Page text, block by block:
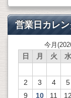
営業日カレ
今月
日 月 火 水
2
3 4 5
9
10 11 12